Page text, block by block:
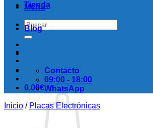
Menú
Buscar
por:
0,00€
Tienda
Blog
Contacto
09:00 - 18:00
WhatsApp
Inicio / Placas Electrónicas